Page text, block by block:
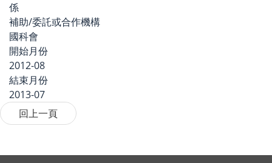
係
補助/委託或合作機構
國科會
開始月份
2012-08
結束月份
2013-07